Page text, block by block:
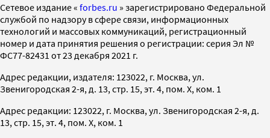
Cетевое издание « forbes.ru » зарегистрировано Федеральной
службой по надзору в сфере связи, информационных
технологий и массовых коммуникаций, регистрационный
номер и дата принятия решения о регистрации: серия Эл №
ФС77-82431 от 23 декабря 2021 г.
Адрес редакции, издателя: 123022, г. Москва, ул.
Звенигородская 2-я, д. 13, стр. 15, эт. 4, пом. X, ком. 1
Адрес редакции: 123022, г. Москва, ул. Звенигородская 2-я, д.
13, стр. 15, эт. 4, пом. X, ком. 1